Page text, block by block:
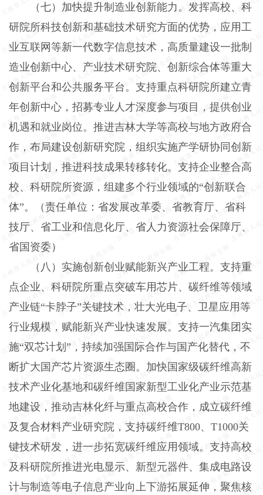
（七）加快提升制造业创新能力。发挥高校、科
研院所科技创新和基础技术研究方面的优势，应用工
业互联网等新一代数字信息技术，高质量建设一批制
造业创新中心、产业技术研究院、创新综合体等重大
创新平台和公共服务平台。支持重点科研院所建立青
年创新中心，招募专业人才深度参与项目，提供创业
机遇和就业岗位。推进吉林大学等高校与地方政府合
作，布局建设创新研究院，组织实施产学研协同创新
项目计划，推进科技成果转移转化。支持企业整合高
校、科研院所资源，组建多个行业领域的“创新联合
体”。（责任单位：省发展改革委、省教育厅、省科
技厅、省工业和信息化厅、省人力资源社会保障厅、
省国资委）
（八）实施创新创业赋能新兴产业工程。支持重
点企业、科研院所重点突破车用芯片、碳纤维等领域
产业链“卡脖子”关键技术，壮大光电子、卫星应用等
行业规模，赋能新兴产业快速发展。支持一汽集团实
施“双芯计划”，持续加强国际合作与国产化替代，不
断扩大国产芯片资源生态圈。加快国家级碳纤维高新
技术产业化基地和碳纤维国家新型工业化产业示范基
地建设，推动吉林化纤与重点高校合作，成立碳纤维
及复合材料产业研究院，支持碳纤维T800、T1000关
键技术研发，进一步拓宽碳纤维应用领域。支持高校
及科研院所推进光电显示、新型元器件、集成电路设
计与制造等电子信息产业向上下游拓展延伸，聚焦核